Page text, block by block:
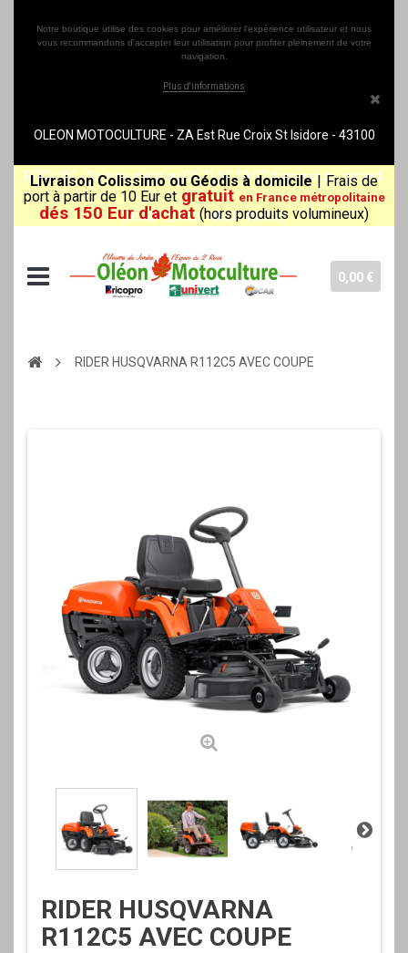
Notre boutique utilise des cookies pour améliorer l'expérience utilisateur et nous
vous recommandons d'accepter leur utilisation pour profiter pleinement de votre
navigation.
Plus d'informations
OLEON MOTOCULTURE - ZA Est Rue Croix St Isidore - 43100
BRIOUDE - Service client au 04 71 50 10 07 du mardi au samedi
(8h30-12h00/14h00-18h30)
Livraison Colissimo ou Géodis à domicile | Frais de
port à partir de 10 Eur et gratuit en France métropolitaine
dés 150 Eur d'achat (hors produits volumineux)
0,00 €
RIDER HUSQVARNA R112C5 AVEC COUPE
RIDER HUSQVARNA
R112C5 AVEC COUPE